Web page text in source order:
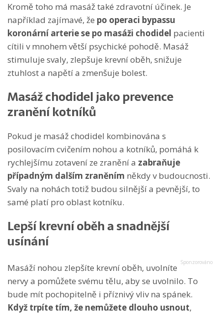
Kromě toho má masáž také zdravotní účinek. Je
například zajímavé, že po operaci bypassu
koronární arterie se po masáži chodidel pacienti
cítili v mnohem větší psychické pohodě. Masáž
stimuluje svaly, zlepšuje krevní oběh, snižuje
ztuhlost a napětí a zmenšuje bolest.
Masáž chodidel jako prevence
zranění kotníků
Pokud je masáž chodidel kombinována s
posilovacím cvičením nohou a kotníků, pomáhá k
rychlejšímu zotavení ze zranění a zabraňuje
případným dalším zraněním někdy v budoucnosti.
Svaly na nohách totiž budou silnější a pevnější, to
samé platí pro oblast kotníku.
Lepší krevní oběh a snadnější
usínání
Masáží nohou zlepšíte krevní oběh, uvolníte
nervy a pomůžete svému tělu, aby se uvolnilo. To
bude mít pochopitelně i příznivý vliv na spánek.
Když trpíte tím, že nemůžete dlouho usnout,